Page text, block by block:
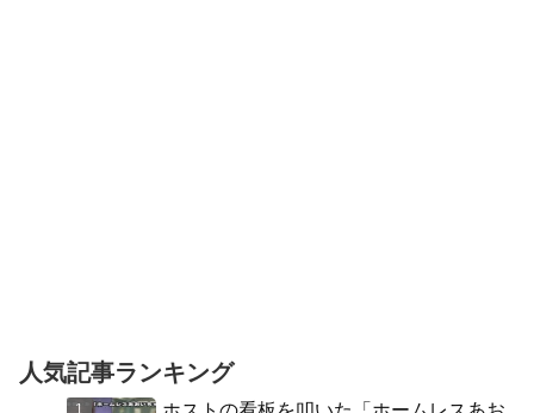
人気記事ランキング